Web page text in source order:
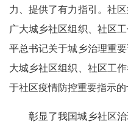
力、提供了有力指引。社
广大城乡社区组织、社区
平总书记关于城乡治理重
大城乡社区组织、社区工
于社区疫情防控重要指示的
彰显了我国城乡社区